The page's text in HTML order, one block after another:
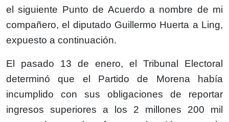
el siguiente Punto de Acuerdo a nombre de mi
compañero, el diputado Guillermo Huerta a Ling,
expuesto a continuación.
El pasado 13 de enero, el Tribunal Electoral
determinó que el Partido de Morena había
incumplido con sus obligaciones de reportar
ingresos superiores a los 2 millones 200 mil